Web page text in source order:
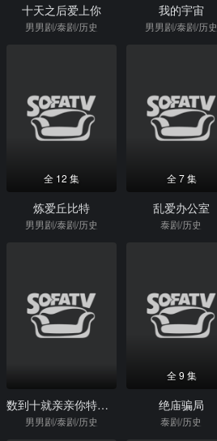
十天之后爱上你
男男剧/泰剧/历史
我的宇宙
男男剧/泰剧/历史
全 12 集
炼爱丘比特
男男剧/泰剧/历史
全 7 集
乱爱办公室
泰剧/历史
数到十就亲亲你特别篇
男男剧/泰剧/历史
全 9 集
绝庙骗局
泰剧/历史